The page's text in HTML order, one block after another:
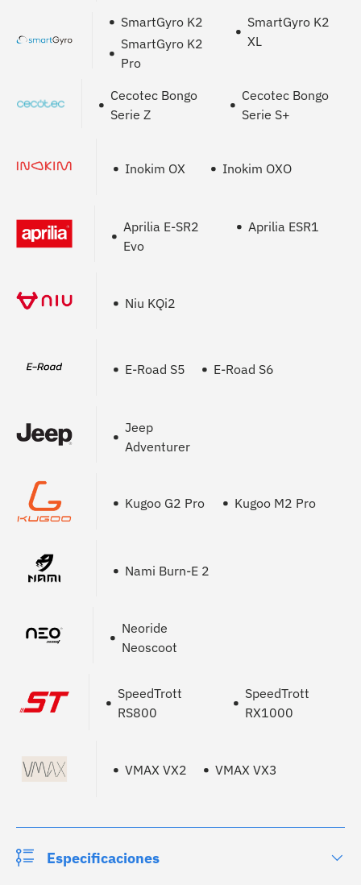
SmartGyro K2
SmartGyro K2
Pro
SmartGyro K2
XL
Cecotec Bongo
Serie Z
Cecotec Bongo
Serie S+
Inokim OX Inokim OXO
Aprilia E-SR2
Evo
Aprilia ESR1
Niu KQi2
E-Road S5 E-Road S6
Jeep
Adventurer
Kugoo G2 Pro Kugoo M2 Pro
Nami Burn-E 2
Neoride
Neoscoot
SpeedTrott
RS800
SpeedTrott
RX1000
VMAX VX2 VMAX VX3
Especificaciones